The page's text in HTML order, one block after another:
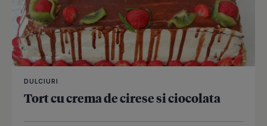
DULCIURI
Tort cu crema de cirese si ciocolata